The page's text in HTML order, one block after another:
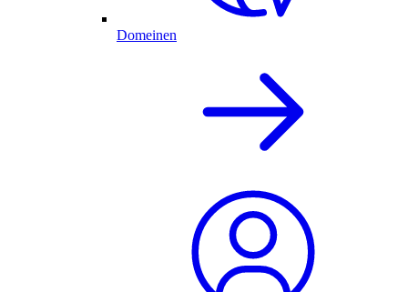
Domeinen